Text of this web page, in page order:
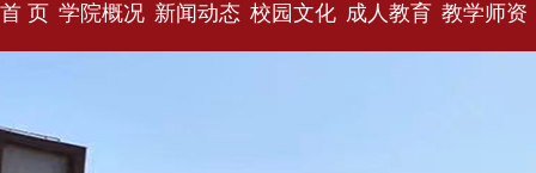
首 页 学院概况 新闻动态 校园文化 成人教育 教学师资